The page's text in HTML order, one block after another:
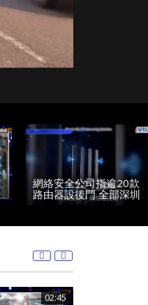
網絡安全公司指逾20款
路由器設後門 全部深圳
一公司製造
02:45